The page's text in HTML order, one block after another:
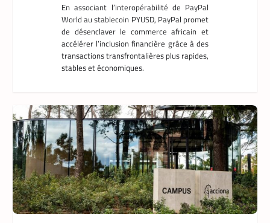
En associant l’interopérabilité de PayPal
World au stablecoin PYUSD, PayPal promet
de désenclaver le commerce africain et
accélérer l’inclusion financière grâce à des
transactions transfrontalières plus rapides,
stables et économiques.